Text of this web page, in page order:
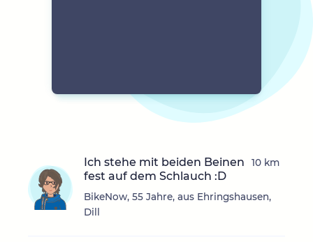
Ich stehe mit beiden Beinen
fest auf dem Schlauch :D
BikeNow, 55 Jahre, aus Ehringshausen,
Dill
10 km